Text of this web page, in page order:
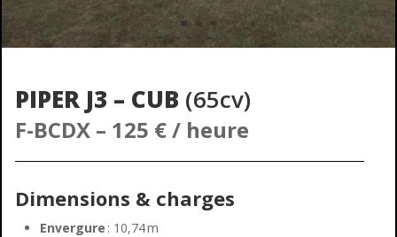
PIPER J3 – CUB (65cv)
F-BCDX – 125 € / heure
Dimensions & charges
Envergure : 10,74 m